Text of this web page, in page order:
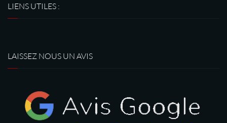
LIENS UTILES :
LAISSEZ NOUS UN AVIS